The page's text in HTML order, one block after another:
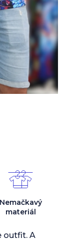
outfit. A
Nemačkavý
materiál